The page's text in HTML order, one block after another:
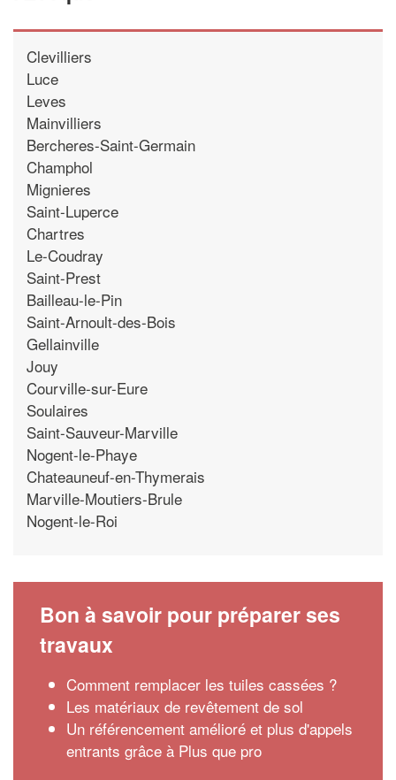
Clevilliers
Luce
Leves
Mainvilliers
Bercheres-Saint-Germain
Champhol
Mignieres
Saint-Luperce
Chartres
Le-Coudray
Saint-Prest
Bailleau-le-Pin
Saint-Arnoult-des-Bois
Gellainville
Jouy
Courville-sur-Eure
Soulaires
Saint-Sauveur-Marville
Nogent-le-Phaye
Chateauneuf-en-Thymerais
Marville-Moutiers-Brule
Nogent-le-Roi
Bon à savoir pour préparer ses
travaux
Comment remplacer les tuiles cassées ?
Les matériaux de revêtement de sol
Un référencement amélioré et plus d'appels
entrants grâce à Plus que pro